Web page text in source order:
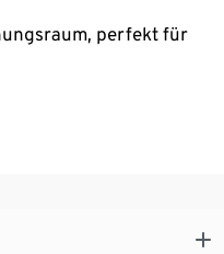
perfekt für